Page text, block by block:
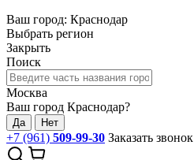
Ваш город: Краснодар
Выбрать регион
Закрыть
Поиск
Москва
Ваш город Краснодар?
Да Нет
+7 (961) 509-99-30 Заказать звонок